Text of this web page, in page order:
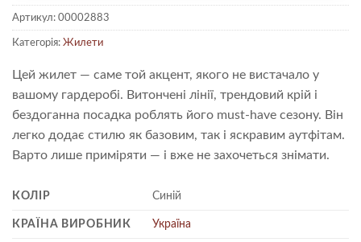
Артикул: 00002883
Категорія: Жилети
Цей жилет — саме той акцент, якого не вистачало у
вашому гардеробі. Витончені лінії, трендовий крій і
бездоганна посадка роблять його must-have сезону. Він
легко додає стилю як базовим, так і яскравим аутфітам.
Варто лише приміряти — і вже не захочеться знімати.
КОЛІР Синій
КРАЇНА ВИРОБНИК Україна